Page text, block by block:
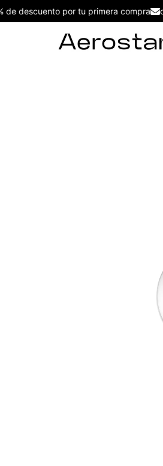
5% de descuento por tu primera compra